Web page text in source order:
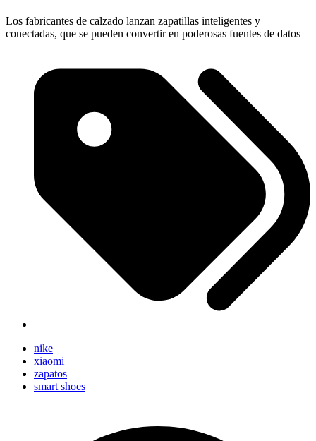
Los fabricantes de calzado lanzan zapatillas inteligentes y
conectadas, que se pueden convertir en poderosas fuentes de datos
nike
xiaomi
zapatos
smart shoes